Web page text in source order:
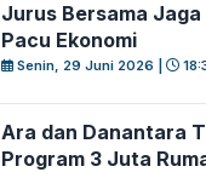
Jurus Bersama Jaga
Pacu Ekonomi
Senin, 29 Juni 2026 |
Ara dan Danantara
Program 3 Juta